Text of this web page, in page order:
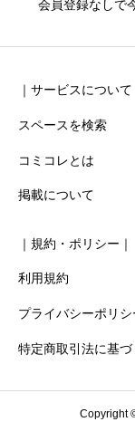
清潔感
お得感
星の数をお選びく
利用時の分か
会員登録なしで
｜サービスについて
スペースを検索
コミコレとは
掲載について
｜規約・ポリシー｜
利用規約
プライバシーポリシ
特定商取引法に基
Copyright